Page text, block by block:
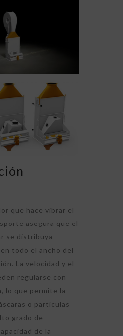
que hace vibrar el
asegura que el
se distribuya
todo el ancho del
La velocidad y el
regularse con
lo que permite la
o partículas
grado de
de la